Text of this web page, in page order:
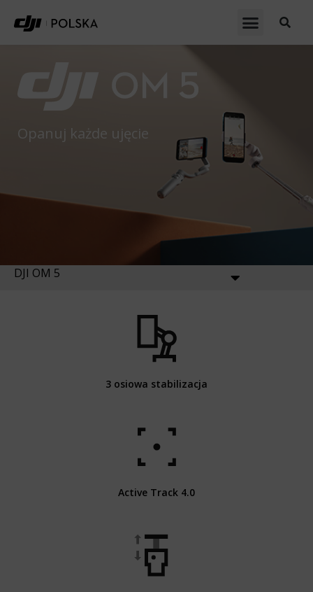
Opanuj każde ujęcie
DJI OM 5
3 osiowa stabilizacja
Active Track 4.0